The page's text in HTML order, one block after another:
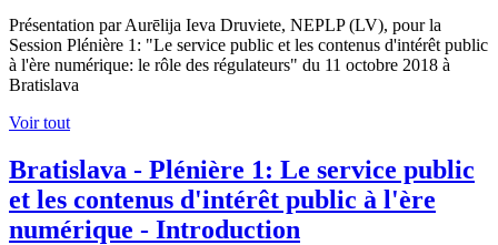
Présentation par Aurēlija Ieva Druviete, NEPLP (LV), pour la
Session Plénière 1: "Le service public et les contenus d'intérêt public
à l'ère numérique: le rôle des régulateurs" du 11 octobre 2018 à
Bratislava
Voir tout
Bratislava - Plénière 1: Le service public
et les contenus d'intérêt public à l'ère
numérique - Introduction